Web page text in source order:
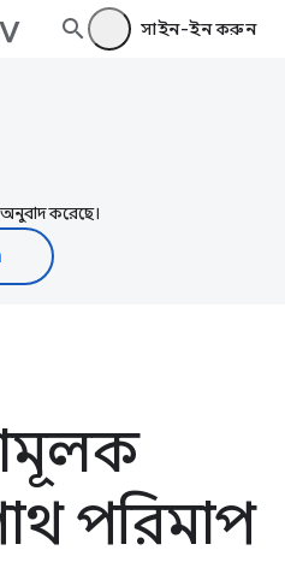
সাইন-ইন করুন
অনুবাদ করেছে।
পরিমাপ